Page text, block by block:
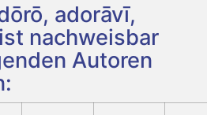
adorāvī,
nachweisbar
Autoren